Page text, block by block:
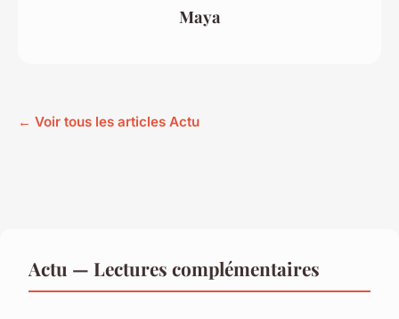
Maya
← Voir tous les articles Actu
Actu — Lectures complémentaires